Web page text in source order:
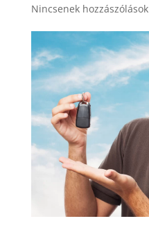
Nincsenek hozzászólások